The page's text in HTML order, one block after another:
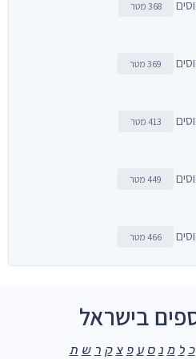
368 מטר
369 מטר
413 מטר
449 מטר
466 מטר
בישראל
כ ל מ נ ס ע פ צ ק ר ש ת